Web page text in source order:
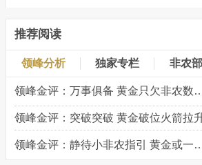
推荐阅读
领峰分析 独家专栏 非农
领峰金评：万事俱备 黄金只
领峰金评：突破突破 黄金破位火箭拉
领峰金评：静待小非农指引